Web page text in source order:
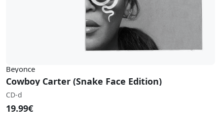
Beyonce
Cowboy Carter (Snake Face Edition)
CD-d
19.99€